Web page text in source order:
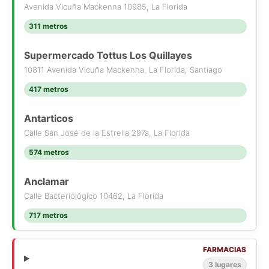
Avenida Vicuña Mackenna 10985, La Florida
311 metros
Supermercado Tottus Los Quillayes
10811 Avenida Vicuña Mackenna, La Florida, Santiago
417 metros
Antarticos
Calle San José de la Estrella 297a, La Florida
574 metros
Anclamar
Calle Bacteriológico 10462, La Florida
717 metros
FARMACIAS
3 lugares